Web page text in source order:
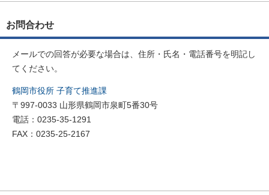
お問合わせ
メールでの回答が必要な場合は、住所・氏名・電話番号を明記し
てください。
鶴岡市役所 子育て推進課
〒997-0033 山形県鶴岡市泉町5番30号
電話：0235-35-1291
FAX：0235-25-2167